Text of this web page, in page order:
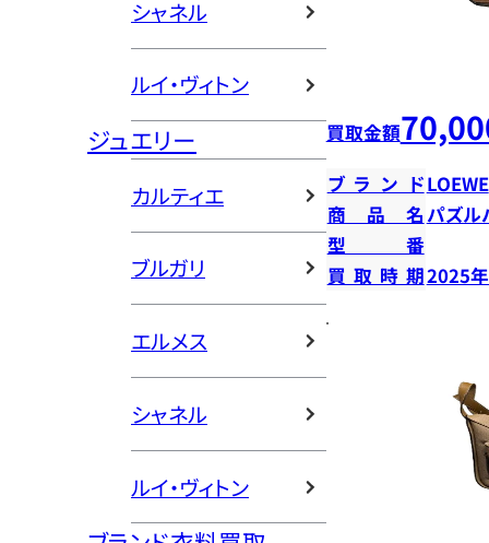
シャネル
ルイ・ヴィトン
ジュエリー
カルティエ
ブルガリ
エルメス
シャネル
ルイ・ヴィトン
買取金額
ブランドLOEWE
商品名パズル
型番
買取時期2025